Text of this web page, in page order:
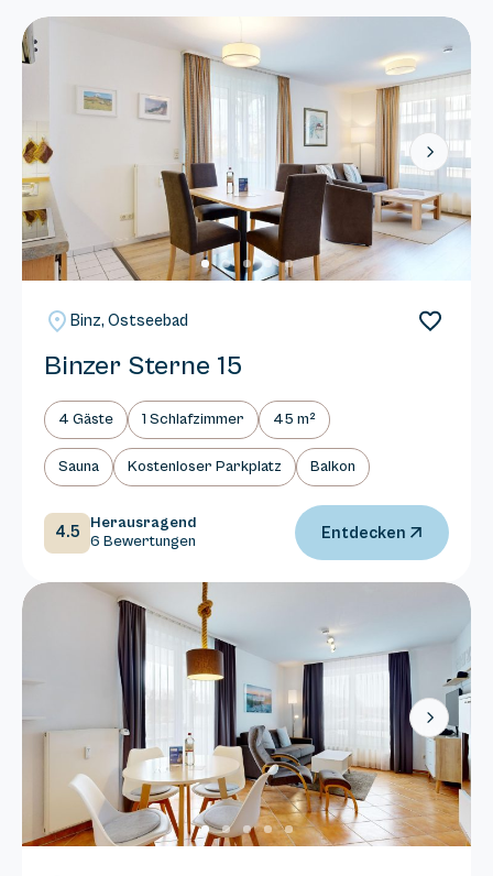
Next
Binz, Ostseebad
Binzer Sterne 15
4 Gäste 1 Schlafzimmer 45 m²
Sauna Kostenloser Parkplatz Balkon
4.5
Herausragend
6 Bewertungen
Entdecken
Next